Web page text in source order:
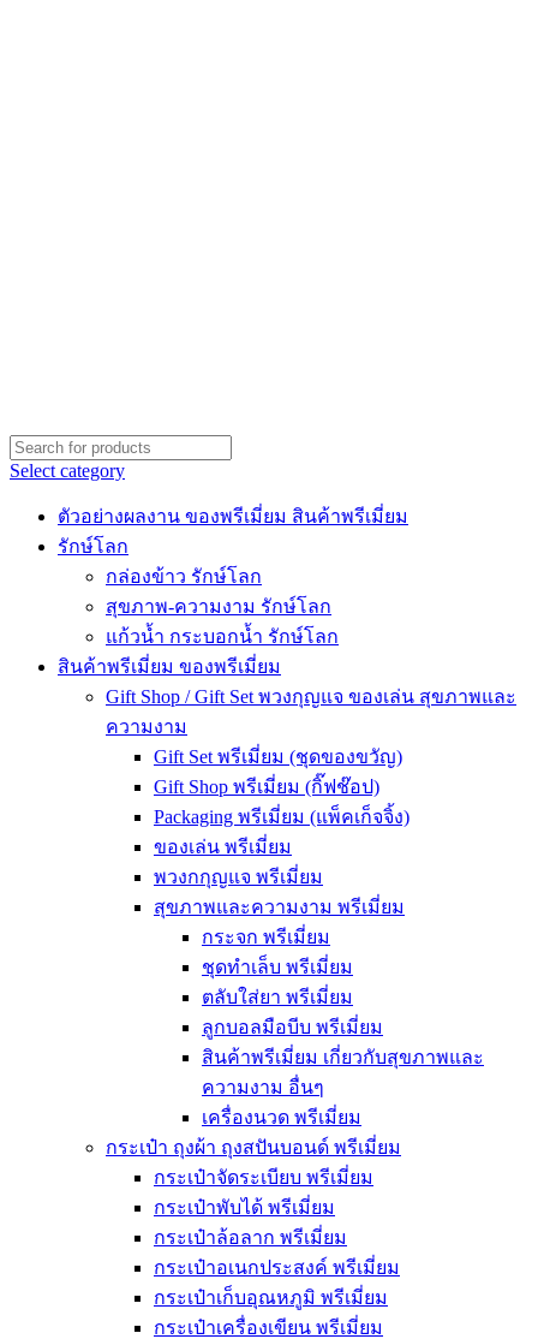
Select category
ตัวอย่างผลงาน ของพรีเมี่ยม สินค้าพรีเมี่ยม
รักษ์โลก
กล่องข้าว รักษ์โลก
สุขภาพ-ความงาม รักษ์โลก
แก้วน้ำ กระบอกน้ำ รักษ์โลก
สินค้าพรีเมี่ยม ของพรีเมี่ยม
Gift Shop / Gift Set พวงกุญแจ ของเล่น สุขภาพและ
ความงาม
Gift Set พรีเมี่ยม (ชุดของขวัญ)
Gift Shop พรีเมี่ยม (กิ๊ฟช๊อป)
Packaging พรีเมี่ยม (แพ็คเก็จจิ้ง)
ของเล่น พรีเมี่ยม
พวงกกุญแจ พรีเมี่ยม
สุขภาพและความงาม พรีเมี่ยม
กระจก พรีเมี่ยม
ชุดทำเล็บ พรีเมี่ยม
ตลับใส่ยา พรีเมี่ยม
ลูกบอลมือบีบ พรีเมี่ยม
สินค้าพรีเมี่ยม เกี่ยวกับสุขภาพและ
ความงาม อื่นๆ
เครื่องนวด พรีเมี่ยม
กระเป๋า ถุงผ้า ถุงสปันบอนด์ พรีเมี่ยม
กระเป๋าจัดระเบียบ พรีเมี่ยม
กระเป๋าพับได้ พรีเมี่ยม
กระเป๋าล้อลาก พรีเมี่ยม
กระเป๋าอเนกประสงค์ พรีเมี่ยม
กระเป๋าเก็บอุณหภูมิ พรีเมี่ยม
กระเป๋าเครื่องเขียน พรีเมี่ยม